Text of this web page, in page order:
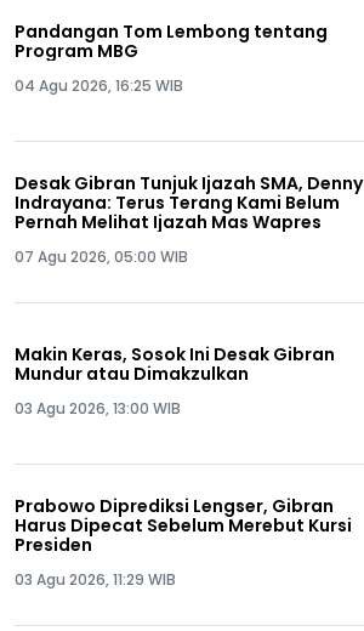
Pandangan Tom Lembong tentang
Program MBG
04 Agu 2026, 16:25 WIB
Desak Gibran Tunjuk Ijazah SMA, Denny
Indrayana: Terus Terang Kami Belum
Pernah Melihat Ijazah Mas Wapres
07 Agu 2026, 05:00 WIB
Makin Keras, Sosok Ini Desak Gibran
Mundur atau Dimakzulkan
03 Agu 2026, 13:00 WIB
Prabowo Diprediksi Lengser, Gibran
Harus Dipecat Sebelum Merebut Kursi
Presiden
03 Agu 2026, 11:29 WIB